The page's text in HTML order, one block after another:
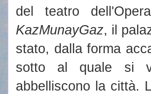
del teatro
KazMunayGaz, il
stato, dalla forma
sotto al quale si
abbelliscono la città.